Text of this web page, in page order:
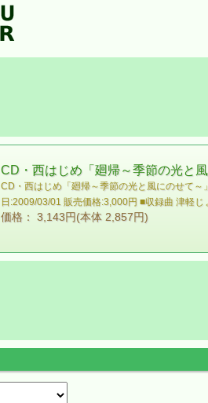
CD・西はじめ「廻帰～季節の光と風
CD・西はじめ「廻帰～季節の光と風にのせて
日:2009/03/01 販売価格:3,000円 ■収録曲 津軽
価格： 3,143円(本体 2,857円)